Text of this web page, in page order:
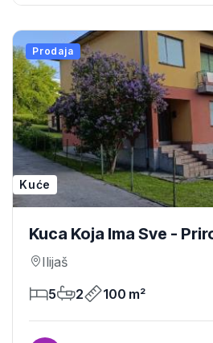
Prodaja
Kuće
Kuca Koja Ima Sve -
Na Dohvat Ruke
Ilijaš
5
2 100 m²